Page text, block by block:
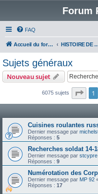
Forum
FAQ
Accueil du forum HISTOIRE DE LA
Sujets généraux
Nouveau sujet
6075 sujets Page
1
Cuisines roulantes
Dernier message par
Réponses : 5
Recherches soldat 14-
Dernier message par stcypre
Réponses : 9
Numérotation des
Dernier message par MP 92
Réponses : 17